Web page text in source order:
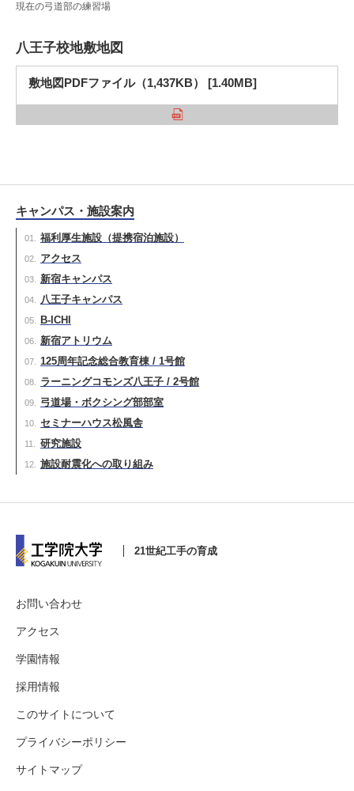
現在の弓道部の練習場
八王子校地敷地図
敷地図PDFファイル（1,437KB） [1.40MB]
キャンパス・施設案内
福利厚生施設（提携宿泊施設）
アクセス
新宿キャンパス
八王子キャンパス
B-ICHI
新宿アトリウム
125周年記念総合教育棟 / 1号館
ラーニングコモンズ八王子 / 2号館
弓道場・ボクシング部部室
セミナーハウス松風舎
研究施設
施設耐震化への取り組み
21世紀工手の育成
お問い合わせ
アクセス
学園情報
採用情報
このサイトについて
プライバシーポリシー
サイトマップ